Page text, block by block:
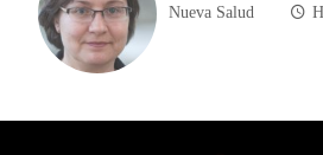
Nueva Salud